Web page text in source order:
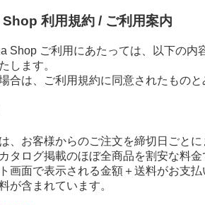
利用規約 / ご利用案内
Shop ご利用にあたっては、以下の
します。
合は、ご利用規約に同意されたもの
、お客様からのご注文を締切日ごと
タログ掲載のほぼ全商品を割安な料
画面で表示される金額＋送料がお支
が含まれています。